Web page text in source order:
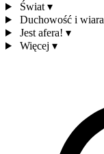
Świat ▾
Duchowość i wiara
Jest afera! ▾
Więcej ▾